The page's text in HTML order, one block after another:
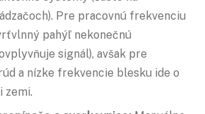
Pre pracovnú frekvenciu
pahýľ nekonečnú
signál), avšak pre
a nízke frekvencie blesku ide o
zemi.